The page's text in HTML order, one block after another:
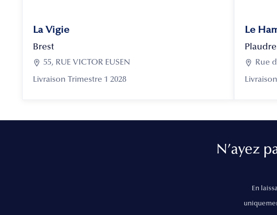
La Vigie
Brest
 55, RUE VICTOR EUSEN
Livraison Trimestre 1 2028
Le
 Rue
N’ayez
En